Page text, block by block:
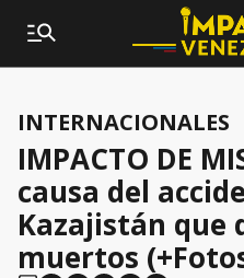
INTERNACIONALES
IMPACTO DE
causa del
Kazajistán que
muertos